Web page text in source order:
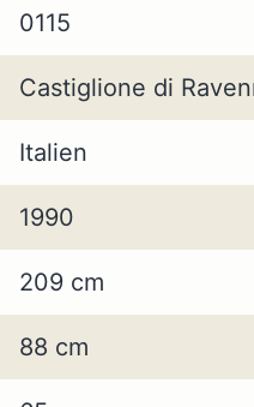
0115
Castiglione di
Italien
1990
209 cm
88 cm